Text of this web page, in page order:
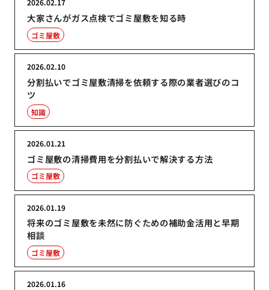
大家さんがガス点検でゴミ屋敷を知る時
2026.02.17
ゴミ屋敷
分割払いでゴミ屋敷清掃を依頼する際の業者選びのコ
ツ
2026.02.10
知識
ゴミ屋敷の清掃費用を分割払いで解決する方法
2026.01.21
ゴミ屋敷
将来のゴミ屋敷を未然に防ぐための補助金活用と早期
相談
2026.01.19
ゴミ屋敷
2026.01.16